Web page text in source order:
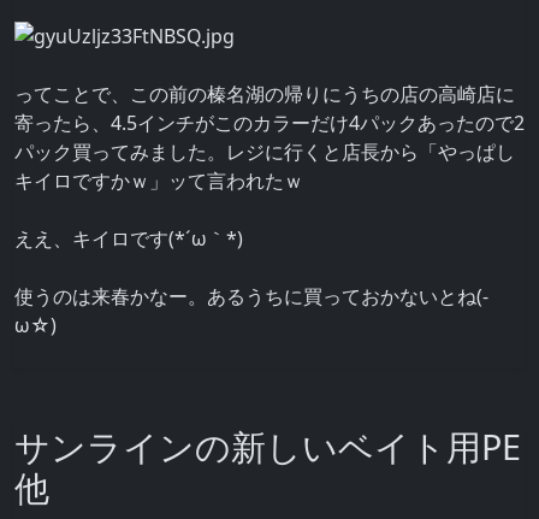
ってことで、この前の榛名湖の帰りにうちの店の高崎店に
寄ったら、4.5インチがこのカラーだけ4パックあったので2
パック買ってみました。レジに行くと店長から「やっぱし
キイロですかｗ」ッて言われたｗ
ええ、キイロです(*´ω｀*)
使うのは来春かなー。あるうちに買っておかないとね(-
ω☆)
サンラインの新しいベイト用PE
他